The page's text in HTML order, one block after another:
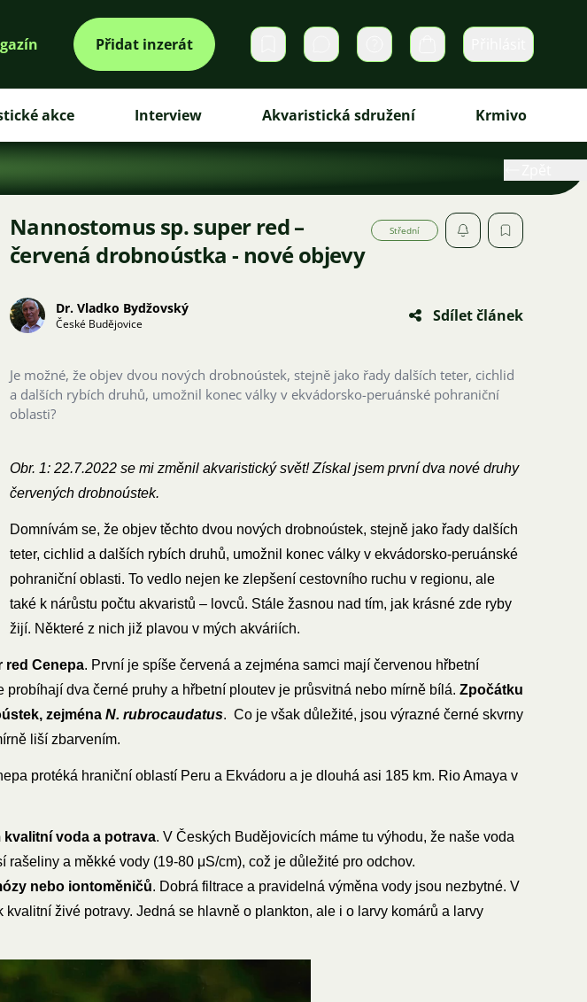
Přidat inzerát Soukromé zprávy Košík
akce Interview Akvaristická sdružení Krmivo
Nannostomus sp. super red –
červená drobnoústka - nové objevy
Střední
Dr. Vladko Bydžovský
České Budějovice Sdílet článek
Je možné, že objev dvou nových drobnoústek, stejně jako řady dalších teter, cichlid
a dalších rybích druhů, umožnil konec války v ekvádorsko-peruánské pohraniční
oblasti?
Obr. 1: 22.7.2022 se mi změnil akvaristický svět! Získal jsem první dva nové druhy
červených drobnoústek.
Domnívám se, že objev těchto dvou nových drobnoústek, stejně jako řady dalších
teter, cichlid a dalších rybích druhů, umožnil konec války v ekvádorsko-peruánské
pohraniční oblasti. To vedlo nejen ke zlepšení cestovního ruchu v regionu, ale
také k nárůstu počtu akvaristů – lovců. Stále žasnou nad tím, jak krásné zde ryby
žijí. Některé z nich již plavou v mých akváriích.
red Cenepa. První je spíše červená a zejména samci mají červenou hřbetní
dva černé pruhy a hřbetní ploutev je průsvitná nebo mírně bílá. Zpočátku
zejména N. rubrocaudatus. Co je však důležité, jsou výrazné černé skvrny
liší zbarvením.
protéká hraniční oblastí Peru a Ekvádoru a je dlouhá asi 185 km. Rio Amaya v
voda a potrava. V Českých Budějovicích máme tu výhodu, že naše voda
a měkké vody (19-80 μS/cm), což je důležité pro odchov.
nebo iontoměničů. Dobrá filtrace a pravidelná výměna vody jsou nezbytné. V
živé potravy. Jedná se hlavně o plankton, ale i o larvy komárů a larvy